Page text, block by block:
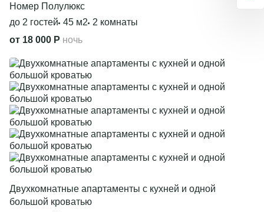
Номер Полулюкс
до 2 гостей 45 м2 2 комнаты
от 18 000 Р ночь
Двухкомнатные апартаменты с кухней и одной
большой кроватью